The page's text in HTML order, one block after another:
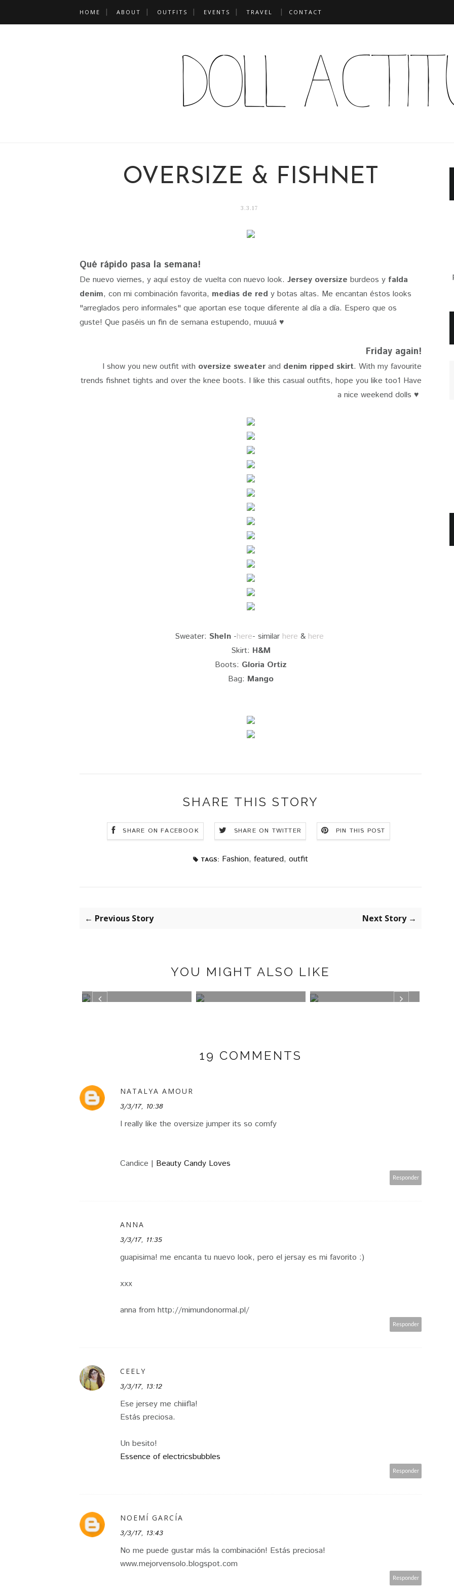
HOME ABOUT OUTFITS EVENTS TRAVEL CONTACT
OVERSIZE & FISHNET
3.3.17
Qué rápido pasa la semana!
De nuevo viernes, y aquí estoy de vuelta con nuevo look. Jersey oversize burdeos y falda
denim, con mi combinación favorita, medias de red y botas altas. Me encantan éstos looks
"arreglados pero informales" que aportan ese toque diferente al día a día. Espero que os
guste! Que paséis un fin de semana estupendo, muuuá ♥
Friday again!
I show you new outfit with oversize sweater and denim ripped skirt. With my favourite
trends fishnet tights and over the knee boots. I like this casual outfits, hope you like too1 Have
a nice weekend dolls ♥
Sweater: SheIn -here- similar here & here
Skirt: H&M
Boots: Gloria Ortiz
Bag: Mango
SHARE THIS STORY
SHARE ON FACEBOOK SHARE ON TWITTER PIN THIS POST
TAGS: Fashion, featured, outfit
← Previous Story Next Story →
YOU MIGHT ALSO LIKE
19 COMMENTS
NATALYA AMOUR
3/3/17, 10:38
I really like the oversize jumper its so comfy
Candice | Beauty Candy Loves
Responder
ANNA
3/3/17, 11:35
guapisima! me encanta tu nuevo look, pero el jersay es mi favorito :)
xxx
anna from http://mimundonormal.pl/
Responder
CEELY
3/3/17, 13:12
Ese jersey me chiiifla!
Estás preciosa.
Un besito!
Essence of electricsbubbles
Responder
NOEMÍ GARCÍA
3/3/17, 13:43
No me puede gustar más la combinación! Estás preciosa!
www.mejorvensolo.blogspot.com
Responder